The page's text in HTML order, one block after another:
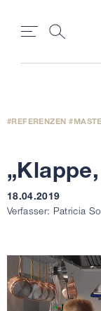
REFERENZEN
18.04.2019
Verfasser: Patricia